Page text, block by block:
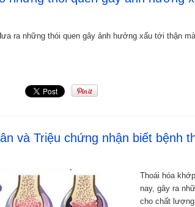
ra những thói quen gây ảnh hưởng xấu tới thận
và Triệu chứng nhận biết bệnh
Thoái hóa
nay, gây ra
cho chất lượng